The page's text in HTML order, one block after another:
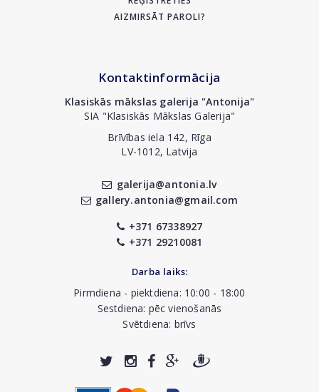
AIZMIRSĀT PAROLI?
Kontaktinformācija
Klasiskās mākslas galerija "Antonija"
SIA "Klasiskās Mākslas Galerija"
Brīvības iela 142, Rīga
LV-1012, Latvija
galerija@antonia.lv
gallery.antonia@gmail.com
+371 67338927
+371 29210081
Darba laiks:
Pirmdiena - piektdiena: 10:00 - 18:00
Sestdiena: pēc vienošanās
Svētdiena: brīvs